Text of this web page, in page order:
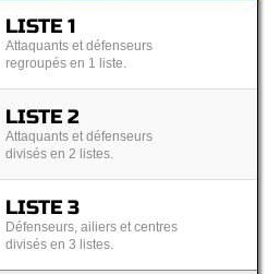
LISTE 1
Attaquants et défenseurs
regroupés en 1 liste.
LISTE 2
Attaquants et défenseurs
divisés en 2 listes.
LISTE 3
Défenseurs, ailiers et centres
divisés en 3 listes.